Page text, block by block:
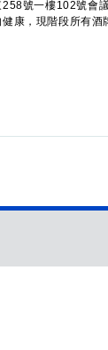
號一樓102號會
康，現階段所有